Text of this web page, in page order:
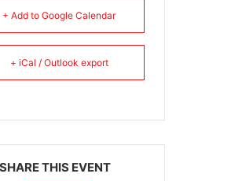
+ Add to Google Calendar
+ iCal / Outlook export
SHARE THIS EVENT